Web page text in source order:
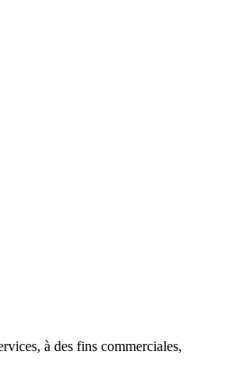
à des fins commerciales,